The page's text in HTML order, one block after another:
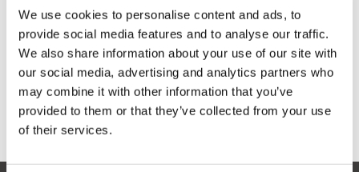
We use cookies to personalise content and ads, to
provide social media features and to analyse our traffic.
We also share information about your use of our site with
our social media, advertising and analytics partners who
may combine it with other information that you’ve
provided to them or that they’ve collected from your use
of their services.
1 Stuk Excl. btw
€116,88
Incl. btw
Toevoegen aan winkelwagen
Informatie